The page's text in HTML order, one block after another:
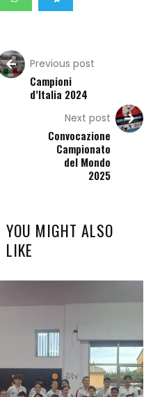
del
Taekwon-
Do
Alimentazione
Benessere
Calendario
Previous post
Campioni
d’Italia 2024
Next post
Convocazione
Campionato
del Mondo
2025
YOU MIGHT ALSO
LIKE